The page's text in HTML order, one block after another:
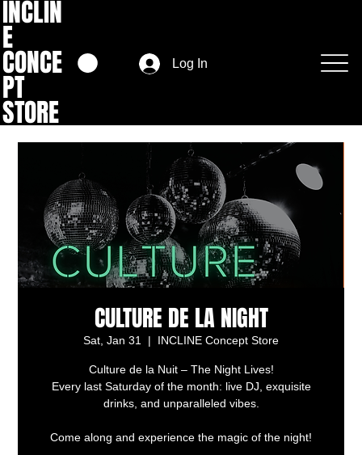
INCLIN
E
CONCE
PT
STORE
Log In
CULTURE DE LA NIGHT
Sat, Jan 31
  |
INCLINE Concept Store
Culture de la Nuit – The Night Lives!
Every last Saturday of the month: live DJ, exquisite
drinks, and unparalleled vibes.
Come along and experience the magic of the night!